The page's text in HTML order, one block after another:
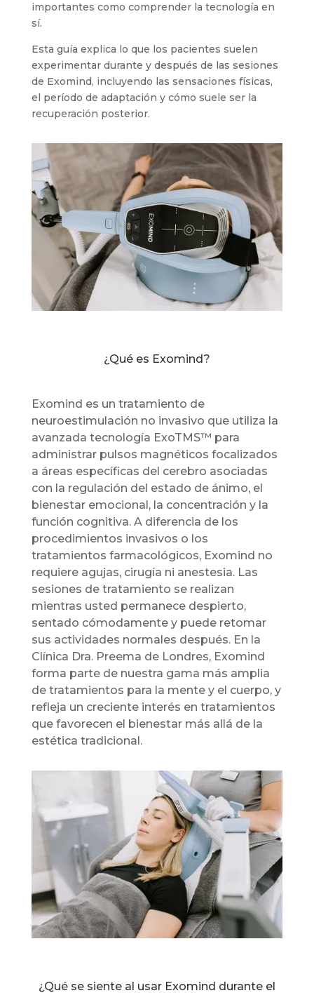
importantes como comprender la tecnología en
sí.
Esta guía explica lo que los pacientes suelen
experimentar durante y después de las sesiones
de Exomind, incluyendo las sensaciones físicas,
el período de adaptación y cómo suele ser la
recuperación posterior.
¿Qué es Exomind?
Exomind es un tratamiento de
neuroestimulación no invasivo que utiliza la
avanzada tecnología ExoTMS™ para
administrar pulsos magnéticos focalizados
a áreas específicas del cerebro asociadas
con la regulación del estado de ánimo, el
bienestar emocional, la concentración y la
función cognitiva. A diferencia de los
procedimientos invasivos o los
tratamientos farmacológicos, Exomind no
requiere agujas, cirugía ni anestesia. Las
sesiones de tratamiento se realizan
mientras usted permanece despierto,
sentado cómodamente y puede retomar
sus actividades normales después. En la
Clínica Dra. Preema de Londres, Exomind
forma parte de nuestra gama más amplia
de tratamientos para la mente y el cuerpo, y
refleja un creciente interés en tratamientos
que favorecen el bienestar más allá de la
estética tradicional.
¿Qué se siente al usar Exomind durante el